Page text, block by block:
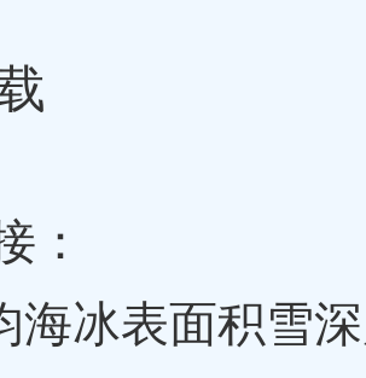
：
海冰表面积雪